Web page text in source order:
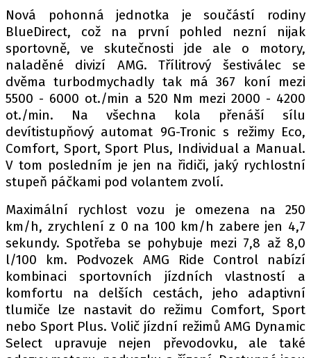
PIT LANE
ČEŠI V AKCI
FIA CEZ & POHÁRY
MEZINÁRODNÍ SCÉNA
SLEDUJTE NÁS NA|
Máte příběh, fotku nebo video?
Pošlete e-mail na autoroad.cz
ETICKÝ KODEX
KONTAKT
VYDAVATEL
INZERCE
OSOBNÍ ÚDAJE / COOKIES
Nová pohonná jednotka je součástí rodiny
BlueDirect, což na první pohled nezní nijak
sportovně, ve skutečnosti jde ale o motory,
naladěné divizí AMG. Třílitrový šestiválec se
dvěma turbodmychadly tak má 367 koní mezi
5500 - 6000 ot./min a 520 Nm mezi 2000 - 4200
ot./min. Na všechna kola přenáší sílu
devítistupňový automat 9G-Tronic s režimy Eco,
Comfort, Sport, Sport Plus, Individual a Manual.
V tom posledním je jen na řidiči, jaký rychlostní
stupeň páčkami pod volantem zvolí.
Maximální rychlost vozu je omezena na 250
km/h, zrychlení z 0 na 100 km/h zabere jen 4,7
sekundy. Spotřeba se pohybuje mezi 7,8 až 8,0
l/100 km. Podvozek AMG Ride Control nabízí
kombinaci sportovních jízdních vlastností a
komfortu na delších cestách, jeho adaptivní
tlumiče lze nastavit do režimu Comfort, Sport
nebo Sport Plus. Volič jízdní režimů AMG Dynamic
Select upravuje nejen převodovku, ale také